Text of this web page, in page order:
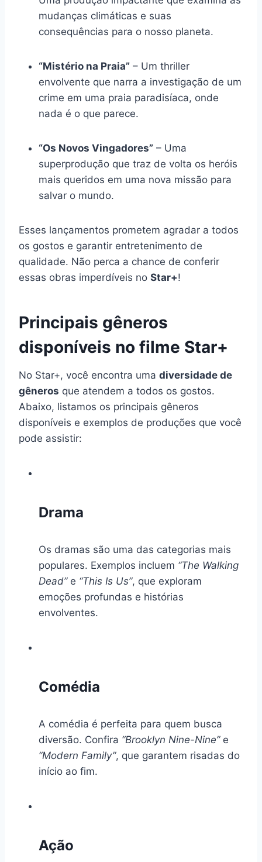
mudanças climáticas e suas
consequências para o nosso planeta.
“Mistério na Praia” – Um thriller
envolvente que narra a investigação de um
crime em uma praia paradisíaca, onde
nada é o que parece.
“Os Novos Vingadores” – Uma
superprodução que traz de volta os heróis
mais queridos em uma nova missão para
salvar o mundo.
Esses lançamentos prometem agradar a todos
os gostos e garantir entretenimento de
qualidade. Não perca a chance de conferir
essas obras imperdíveis no Star+!
Principais gêneros
disponíveis no filme Star+
No Star+, você encontra uma diversidade de
gêneros que atendem a todos os gostos.
Abaixo, listamos os principais gêneros
disponíveis e exemplos de produções que você
pode assistir:
Drama
Os dramas são uma das categorias mais
populares. Exemplos incluem “The Walking
Dead”e “This Is Us”, que exploram
emoções profundas e histórias
envolventes.
Comédia
A comédia é perfeita para quem busca
diversão. Confira “Brooklyn Nine-Nine”e
“Modern Family”, que garantem risadas do
início ao fim.
Ação